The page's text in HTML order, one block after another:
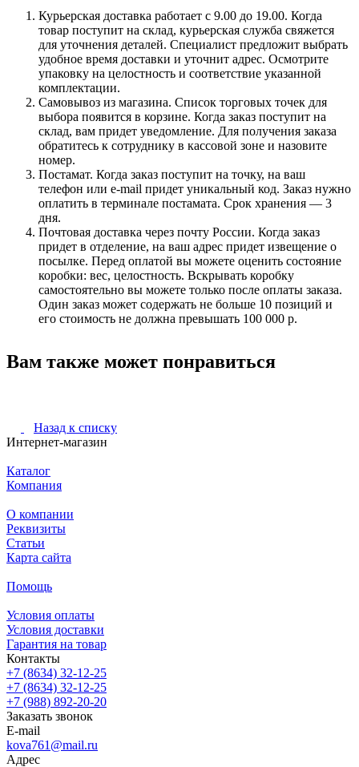
Курьерская доставка работает с 9.00 до 19.00. Когда
товар поступит на склад, курьерская служба свяжется
для уточнения деталей. Специалист предложит выбрать
удобное время доставки и уточнит адрес. Осмотрите
упаковку на целостность и соответствие указанной
комплектации.
Самовывоз из магазина. Список торговых точек для
выбора появится в корзине. Когда заказ поступит на
склад, вам придет уведомление. Для получения заказа
обратитесь к сотруднику в кассовой зоне и назовите
номер.
Постамат. Когда заказ поступит на точку, на ваш
телефон или e-mail придет уникальный код. Заказ нужно
оплатить в терминале постамата. Срок хранения — 3
дня.
Почтовая доставка через почту России. Когда заказ
придет в отделение, на ваш адрес придет извещение о
посылке. Перед оплатой вы можете оценить состояние
коробки: вес, целостность. Вскрывать коробку
самостоятельно вы можете только после оплаты заказа.
Один заказ может содержать не больше 10 позиций и
его стоимость не должна превышать 100 000 р.
Вам также может понравиться
Назад к списку
Интернет-магазин
Каталог
Компания
О компании
Реквизиты
Статьи
Карта сайта
Помощь
Условия оплаты
Условия доставки
Гарантия на товар
Контакты
+7 (8634) 32-12-25
+7 (8634) 32-12-25
+7 (988) 892-20-20
Заказать звонок
E-mail
kova761@mail.ru
Адрес